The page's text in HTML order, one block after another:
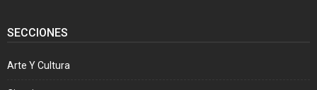
SECCIONES
Arte Y Cultura